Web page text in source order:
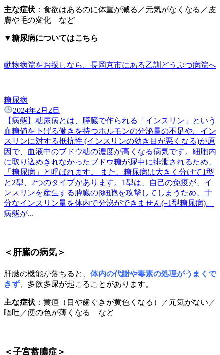
主な症状 ：食欲はあるのに体重が減る／元気がなくなる／皮
膚や毛の変化 など
▼糖尿病についてはこちら
動物病院をお探しなら、長岡京市にある乙訓どうぶつ病院へ
糖尿病
2024年2月2日
【病態】糖尿病とは、膵臓で作られる「インスリン」という
血糖値を下げる働きを持つホルモンの分泌量の不足や、イン
スリンに対する抵抗性 (インスリンの効き目が悪くなる)が原
因で、血液中のブドウ糖の濃度が高くなる病気です。細胞内
に取り込めきれなかったブドウ糖が尿中に排泄されるため、
「糖尿病」と呼ばれます。 また、糖尿病は大きく分けて1型
と2型、2つのタイプがあります。1型は、自己の免疫が、イ
ンスリンを産生する膵臓のβ細胞を攻撃してしまうため、十
分なインスリン量を体内で分泌ができません(=1型糖尿病)。
病態が...
＜肝臓の病気＞
肝臓の機能が落ちると、 体内の代謝や毒素の処理がうまくで
きず 、多飲多尿が起こることがあります。
主な症状 ：黄疸（目や歯ぐきが黄色くなる）／元気がない／
嘔吐／便の色が薄くなる など
＜子宮蓄膿症＞